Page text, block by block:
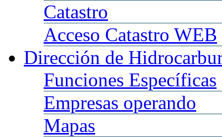
Catastro
Acceso Catastro WEB
Dirección de
Funciones Específicas
Empresas operando
Mapas